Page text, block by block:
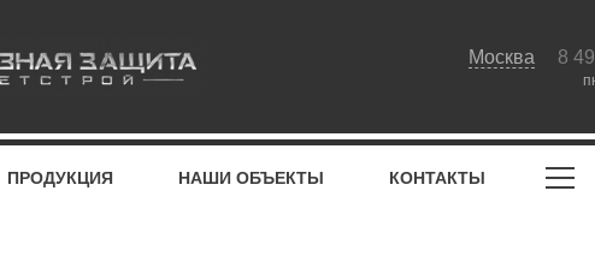
Москва 8
ПРОДУКЦИЯ НАШИ ОБЪЕКТЫ КОНТАКТЫ